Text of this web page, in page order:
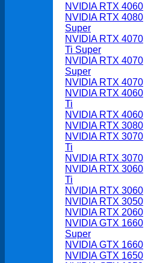
NVIDIA RTX 4060
NVIDIA RTX 4080
Super
NVIDIA RTX 4070
Ti Super
NVIDIA RTX 4070
Super
NVIDIA RTX 4070
NVIDIA RTX 4060
Ti
NVIDIA RTX 4060
NVIDIA RTX 3080
NVIDIA RTX 3070
Ti
NVIDIA RTX 3070
NVIDIA RTX 3060
Ti
NVIDIA RTX 3060
NVIDIA RTX 3050
NVIDIA RTX 2060
NVIDIA GTX 1660
Super
NVIDIA GTX 1660
NVIDIA GTX 1650